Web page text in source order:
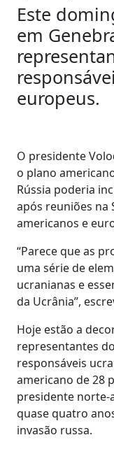
Este
em
europeus.
O presidente
o plano
Rússia poderia
após reuniões na
americanos e
“Parece que as
uma série de
ucranianas e
da Ucrânia”,
Hoje estão a
representantes
responsáveis
americano de 28
presidente norte-
quase quatro
invasão russa.